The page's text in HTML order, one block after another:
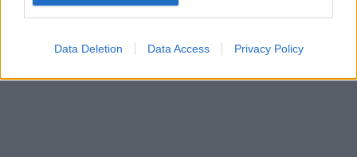
Data Deletion Data Access Privacy Policy